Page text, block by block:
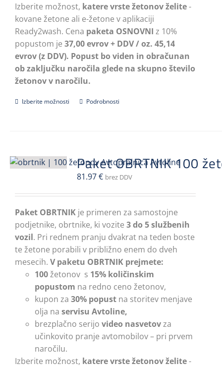
Izberite možnost, katere vrste žetonov želite-
kovane žetone ali e-žetone v aplikaciji
Ready2wash. Cena paketa OSNOVNI z 10%
popustom je 37,00 evrov + DDV / oz. 45,14
evrov (z DDV). Popust bo viden in obračunan
ob zaključku naročila glede na skupno število
žetonov v naročilu.
Izberite možnosti
Ta
Možnosti
lahko
strani
izdelka
Podrobnosti
Paket OBRTNIK 100
81.97€ brez DDV
Paket OBRTNIK je primeren za samostojne
podjetnike, obrtnike, ki vozite 3 do 5 službenih
vozil. Pri rednem pranju dvakrat na teden boste
te žetone porabili v približno enem do dveh
mesecih. V paketu OBRTNIK prejmete:
100žetonov s 15% količinskim
popustom na redno ceno žetonov,
kupon za 30% popust na storitev menjave
olja na servisu Avtoline,
brezplačno serijo video nasvetovza
učinkovito pranje avtomobilov – pri prvem
naročilu.
Izberite možnost, katere vrste žetonov želite-